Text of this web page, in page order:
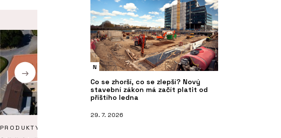
PRODUKTY
N
Co se zhorší, co se zlepší? Nový
stavební zákon má začít platit od
příštího ledna
29. 7. 2026